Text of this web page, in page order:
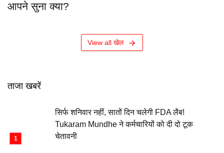
आपने सुना क्या?
View all खेल
ताजा खबरें
सिर्फ शनिवार नहीं, सातों दिन चलेगी FDA लैब!
Tukaram Mundhe ने कर्मचारियों को दी दो टूक
चेतावनी